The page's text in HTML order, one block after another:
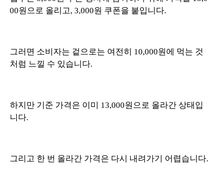
00원으로 올리고, 3,000원 쿠폰을 붙입니다.
그러면 소비자는 겉으로는 여전히 10,000원에 먹는 것
처럼 느낄 수 있습니다.
하지만 기준 가격은 이미 13,000원으로 올라간 상태입
니다.
그리고 한 번 올라간 가격은 다시 내려가기 어렵습니다.